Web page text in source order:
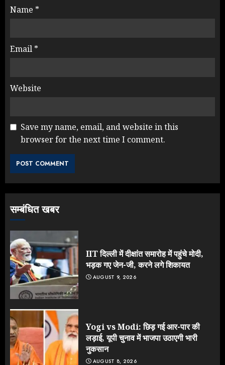
Name *
Email *
Website
Save my name, email, and website in this
browser for the next time I comment.
सम्बंधित खबर
IIT दिल्ली में दीक्षांत समारोह में पहुंचे मोदी,
भड़क गए जेन-जी, करने लगे शिकायत
AUGUST 9, 2026
Yogi vs Modi: छिड़ गई आर-पार की
लड़ाई, यूपी चुनाव में भाजपा उठाएगी भारी
नुकसान
AUGUST 8, 2026
Yogi Government ने विज्ञापनों पर
4
5
JULY 24, 2026